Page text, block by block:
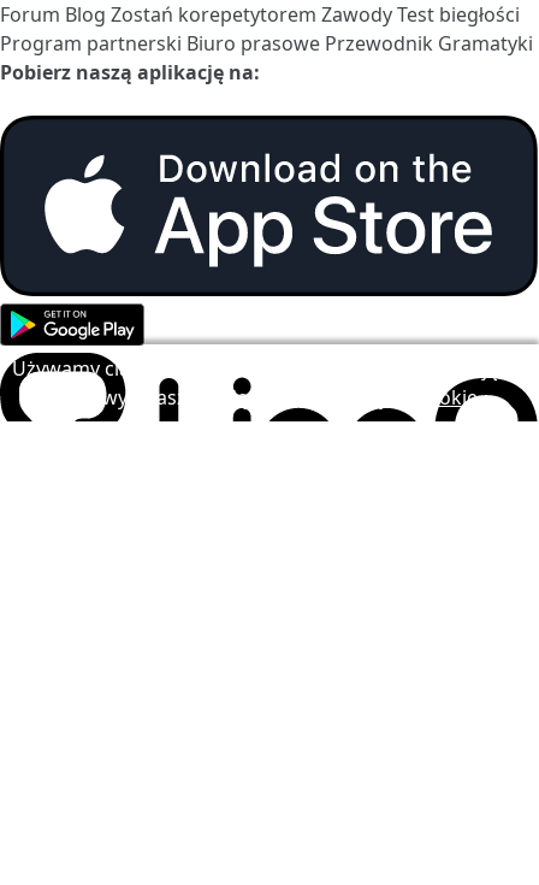
Używamy ciasteczek, aby ulepszyć LingQ. Odwiedzając
stronę wyrażasz zgodę na nasze
polityka Cookie.
Forum Blog Zostań korepetytorem ZawodyTest biegłości
Program partnerski Biuro prasowe Przewodnik Gramatyki
Pobierz naszą aplikację na: